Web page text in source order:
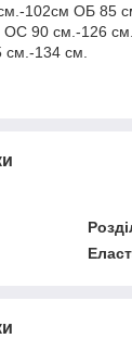
102см ОБ 85
90 см.-126
134 см.